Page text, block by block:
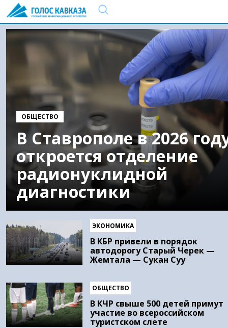
ОБЩЕСТВО
В Ставрополе в 2026
откроется отделение
радионуклидной
диагностики
ЭКОНОМИКА
В КБР привели в порядок
автодорогу Старый Черек —
Жемтала — Сукан Суу
ОБЩЕСТВО
В КЧР свыше 500 детей примут
участие во всероссийском
туристском слете